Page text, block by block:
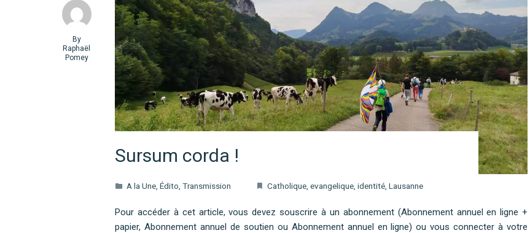
By
Raphaël
Pomey
Sursum corda !
A la Une Édito Transmission Catholique evangelique identité Lausanne
Pour accéder à cet article, vous devez souscrire à un abonnement (Abonnement annuel en ligne +
papier, Abonnement annuel de soutien ou Abonnement annuel en ligne) ou vous connecter à votre